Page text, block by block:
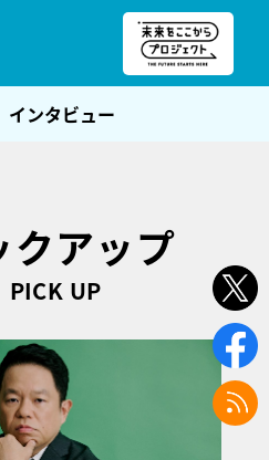
インタビュー
クアップ
PICK UP